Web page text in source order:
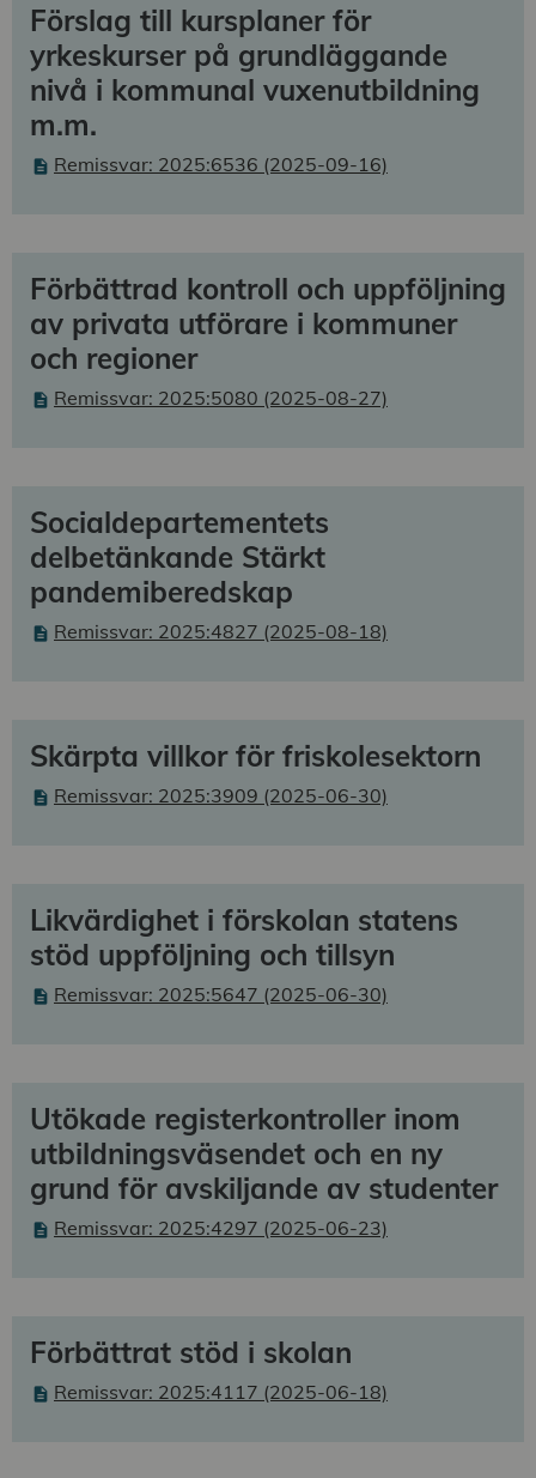
Förslag till kursplaner för
yrkeskurser på grundläggande
nivå i kommunal vuxenutbildning
m.m.
Remissvar: 2025:6536 (2025-09-16)
Förbättrad kontroll och uppföljning
av privata utförare i kommuner
och regioner
Remissvar: 2025:5080 (2025-08-27)
Socialdepartementets
delbetänkande Stärkt
pandemiberedskap
Remissvar: 2025:4827 (2025-08-18)
Skärpta villkor för friskolesektorn
Remissvar: 2025:3909 (2025-06-30)
Likvärdighet i förskolan statens
stöd uppföljning och tillsyn
Remissvar: 2025:5647 (2025-06-30)
Utökade registerkontroller inom
utbildningsväsendet och en ny
grund för avskiljande av studenter
Remissvar: 2025:4297 (2025-06-23)
Förbättrat stöd i skolan
Remissvar: 2025:4117 (2025-06-18)